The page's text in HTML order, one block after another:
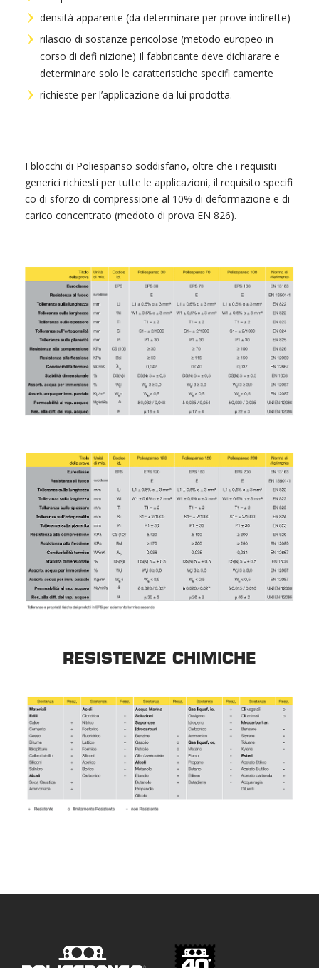
densità apparente (da determinare per prove indirette)
rilascio di sostanze pericolose (metodo europeo in
corso di defi nizione) Il fabbricante deve dichiarare e
determinare solo le caratteristiche specifi camente
richieste per l’applicazione da lui prodotta.
I blocchi di Poliespanso soddisfano, oltre che i requisiti
generici richiesti per tutte le applicazioni, il requisito specifi
co di sforzo di compressione al 10% di deformazione e di
carico concentrato (medoto di prova EN 826).
RESISTENZE CHIMICHE